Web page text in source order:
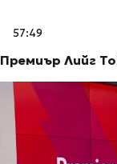
57:49
Премиър Лийг